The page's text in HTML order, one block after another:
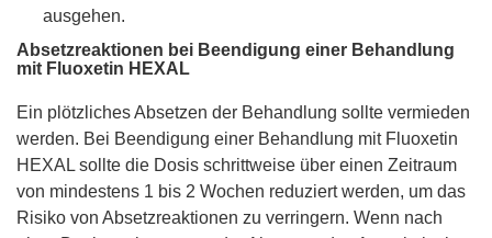
ausgehen.
Absetzreaktionen bei Beendigung einer Behandlung
mit Fluoxetin HEXAL
Ein plötzliches Absetzen der Behandlung sollte vermieden
werden. Bei Beendigung einer Behandlung mit Fluoxetin
HEXAL sollte die Dosis schrittweise über einen Zeitraum
von mindestens 1 bis 2 Wochen reduziert werden, um das
Risiko von Absetzreaktionen zu verringern. Wenn nach